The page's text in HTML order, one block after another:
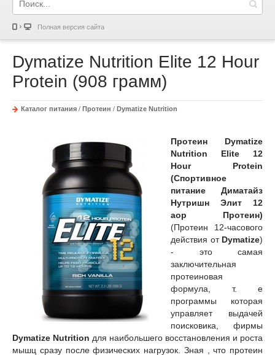
Полная версия сайта
Dymatize Nutrition Elite 12 Hour
Protein (908 грамм)
Каталог питания / Протеин / Dymatize Nutrition
Протеин Dymatize
Nutrition
Elite 12
Hour Protein
(Спортивное
питание Диматайз
Нутришн Элит 12
аор Протеин)
(Протеин 12-часового
действия от Dymatize)
- это самая
заключительная
протеиновая
формула, т. е
программы которая
управляет выдачей
поисковика, фирмы
Dymatize Nutrition для наибольшего восстановления и роста
мышц сразу после физических нагрузок. Зная , что протеин